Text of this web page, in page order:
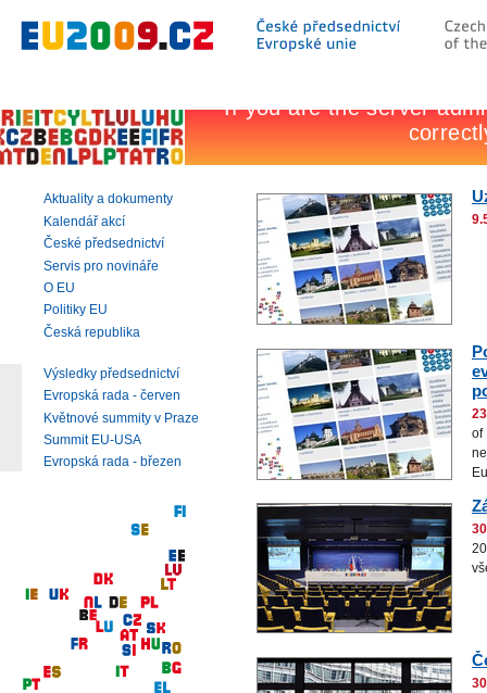
hlavní
|
navigaci
|
vyhledávání
of
Aktuality a dokumenty
Kalendář akcí
České předsednictví
Servis pro novináře
O EU
Politiky EU
Česká republika
Výsledky předsednictví
Evropská rada - červen
Květnové summity v Praze
Summit EU-USA
Evropská rada - březen